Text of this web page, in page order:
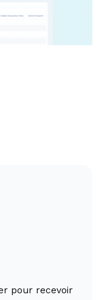
pour recevoir